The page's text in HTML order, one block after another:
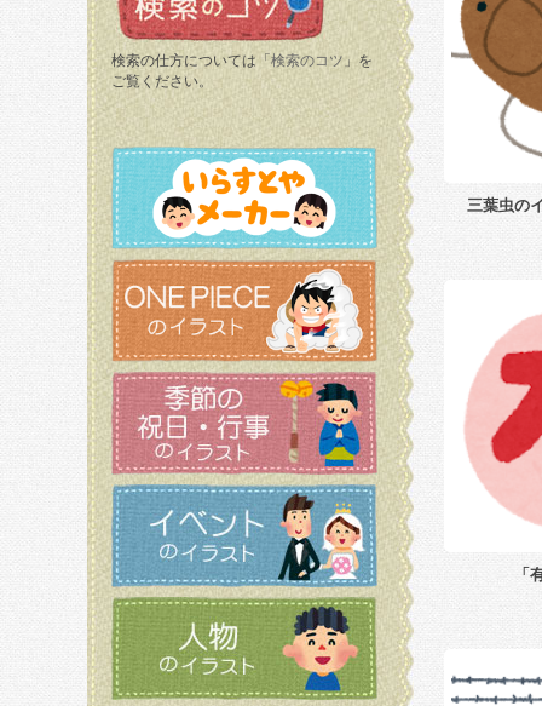
検索の仕方については「 検索のコツ 」を
ご覧ください。
三葉虫の
「